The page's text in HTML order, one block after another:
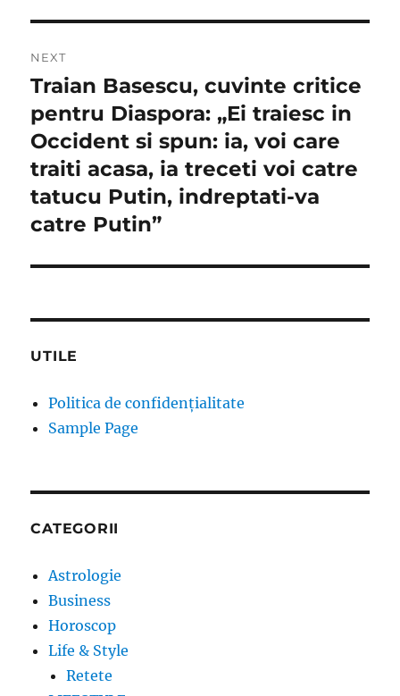
NEXT
Next
post:
Traian Basescu, cuvinte critice
pentru Diaspora: „Ei traiesc in
Occident si spun: ia, voi care
traiti acasa, ia treceti voi catre
tatucu Putin, indreptati-va
catre Putin”
UTILE
Politica de confidențialitate
Sample Page
CATEGORII
Astrologie
Business
Horoscop
Life & Style
Retete